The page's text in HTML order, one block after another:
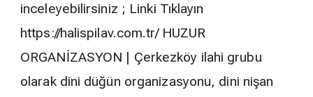
inceleyebilirsiniz ; Linki Tıklayın
https://halispilav.com.tr/ HUZUR
ORGANİZASYON | Çerkezköy ilahi grubu
olarak dini düğün organizasyonu, dini nişan